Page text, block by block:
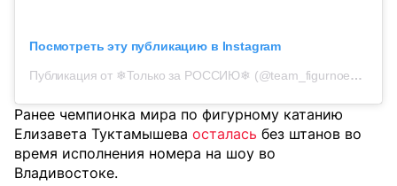
Посмотреть эту публикацию в Instagram
Публикация от ❄Только за РОССИЮ❄ (@team_figurnoe_katanie)
Ранее чемпионка мира по фигурному катанию
Елизавета Туктамышева осталась без штанов во
время исполнения номера на шоу во
Владивостоке.